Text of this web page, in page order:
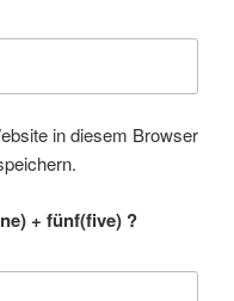
in diesem Browser
+ fünf(five) ?